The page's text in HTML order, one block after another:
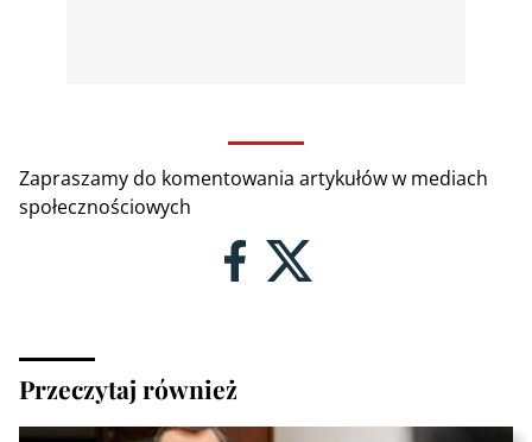
Zapraszamy do komentowania artykułów w mediach
społecznościowych
Przeczytaj również